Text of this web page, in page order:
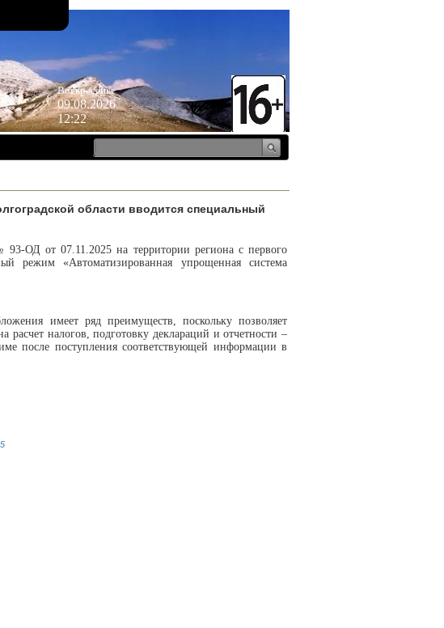
Воскресенье
09.08.2026
12:22
области вводится специальный
93-ОД от 07.11.2025 на территории региона с первого
режим «Автоматизированная упрощенная система
имеет ряд преимуществ, поскольку позволяет
расчет налогов, подготовку деклараций и отчетности –
после поступления соответствующей информации в